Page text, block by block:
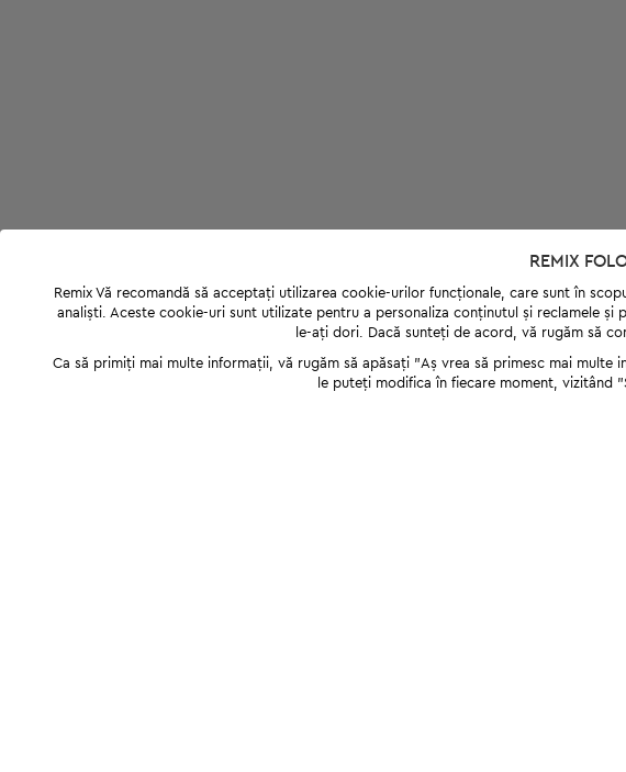
REMIX
Remix Vă recomandă să acceptați utilizarea cookie-urilor funcționale, care sunt în
analiști. Aceste cookie-uri sunt utilizate pentru a personaliza conținutul și reclamele
le-ați dori. Dacă sunteți de acord, vă rugăm să
Ca să primiți mai multe informații, vă rugăm să apăsați "Аș vrea să primesc mai
le puteți modifica în fiecare moment, vizitând